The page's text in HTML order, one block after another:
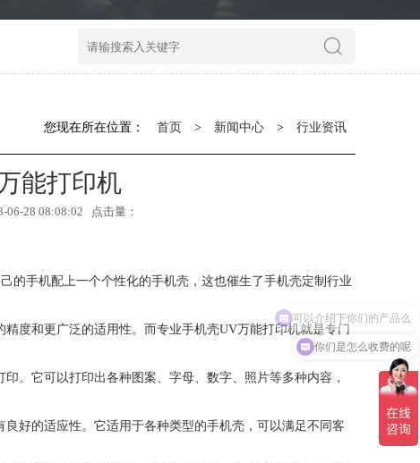
您现在所在位置： 首页 > 新闻中心 > 行业资讯
能打印机
28 08:08:02 点击量：
的手机配上一个个性化的手机壳，这也催生了手机壳定制行业
度和更广泛的适用性。而专业手机壳UV万能打印机就是专门
。它可以打印出各种图案、字母、数字、照片等多种内容，
好的适应性。它适用于各种类型的手机壳，可以满足不同客
你们是怎么收费的呢